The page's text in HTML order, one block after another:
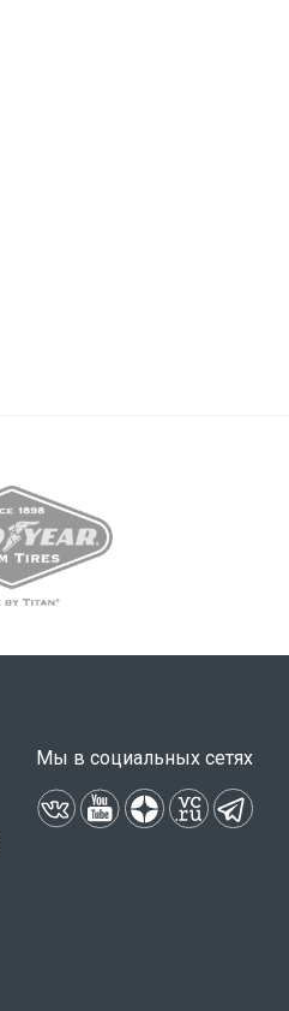
Мы в социальных сетях